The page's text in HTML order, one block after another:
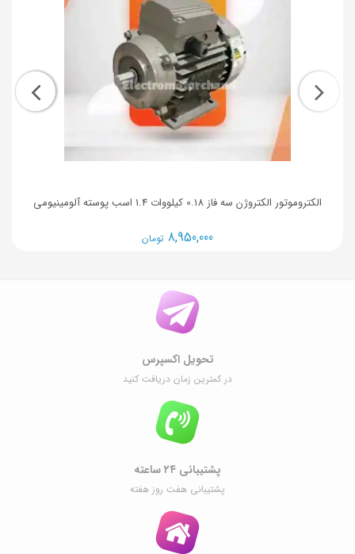
الکتروموتور الکتروژن سه فاز 0.18 کیلووات 1.4 اسب پوسته آلومینیومی
8,950,000 تومان
تحویل اکسپرس
در کمترین زمان دریافت کنید
پشتیبانی ۲۴ ساعته
پشتیبانی هفت روز هفته